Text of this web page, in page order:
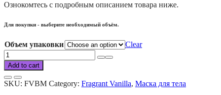
Ознокомтесь с подробным описанием товара ниже.
Для покупки - выберите необходимый объём.
Объем упаковки
Clear
Fragrant
Vanilla
body
mask
quantity
Add to cart
SKU: FVBM Category: Fragrant Vanilla, Маска для тела